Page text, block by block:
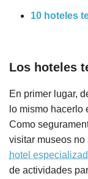
10 hoteles
Los hoteles
En primer lugar,
lo mismo hacerlo
Como
visitar museos no
hotel
de actividades